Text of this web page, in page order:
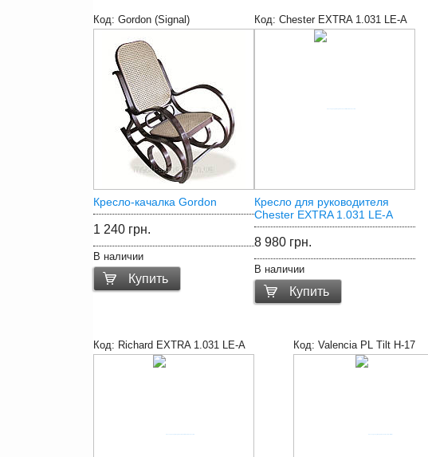
Код: Gordon (Signal)
Кресло-качалка Gordon
1 240 грн.
В наличии
Купить
Код: Chester EXTRA 1.031 LE-A
Кресло для руководителя
Chester EXTRA 1.031 LE-A
8 980 грн.
В наличии
Купить
Код: Richard EXTRA 1.031 LE-A Код: Valencia PL Tilt H-17